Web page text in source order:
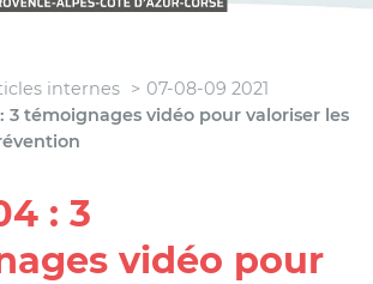
internes
07-08-09 2021
3 témoignages vidéo pour valoriser les
: 3
vidéo pour